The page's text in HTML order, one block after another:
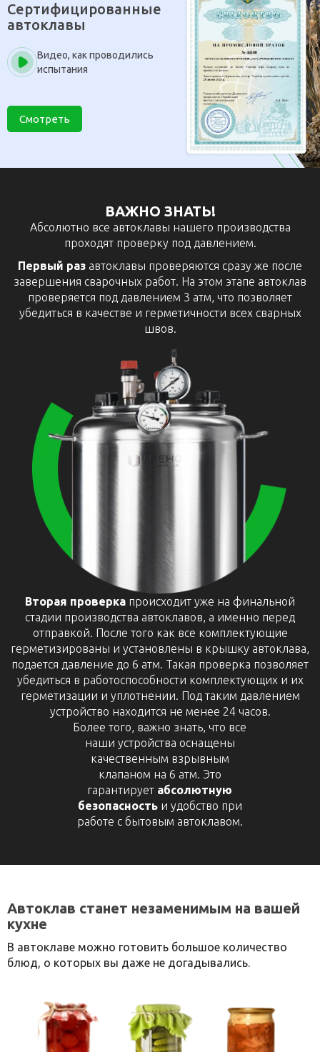
Сертифицированные
автоклавы
Видео, как проводились
испытания
Смотреть
ВАЖНО ЗНАТЬ!
Абсолютно все автоклавы нашего производства
проходят проверку под давлением.
Первый раз автоклавы проверяются сразу же после
завершения сварочных работ. На этом этапе автоклав
проверяется под давлением 3 атм, что позволяет
убедиться в качестве и герметичности всех сварных
швов.
Вторая проверка происходит уже на финальной
стадии производства автоклавов, а именно перед
отправкой. После того как все комплектующие
герметизированы и установлены в крышку автоклава,
подается давление до 6 атм. Такая проверка позволяет
убедиться в работоспособности комплектующих и их
герметизации и уплотнении. Под таким давлением
устройство находится не менее 24 часов.
Более того, важно знать, что все
наши устройства оснащены
качественным взрывным
клапаном на 6 атм. Это
гарантирует абсолютную
безопасностьи удобство при
работе с бытовым автоклавом.
Автоклав станет незаменимым на вашей
кухне
В автоклаве можно готовить большое количество
блюд, о которых вы даже не догадывались.